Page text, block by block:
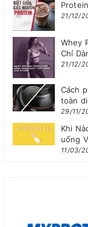
21/12/
Whey
Chỉ
21/12/
Cách
toàn
29/11/
Khi
uống
11/03/